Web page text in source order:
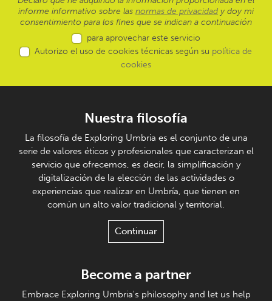
informe informativo sobre las normas de privacidad y doy mi
consentimiento para los fines que se indican a continuación
para aprovechar este servicio
Autorizo el uso de cookies técnicas según su política de
cookies
Nuestra filosofía
La filosofía de Exploring Umbria es el conjunto de una
serie de valores éticos y profesionales que caracterizan el
servicio que ofrecemos, es decir, la simplificación y
digitalización de la elección de las actividades o
experiencias que realizar en Umbría, que tienen en
común un alto valor tradicional y territorial.
Continuar
Become a partner
Embrace Exploring Umbria's philosophy and let us help